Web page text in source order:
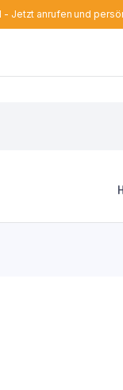
- Jetzt anrufen und